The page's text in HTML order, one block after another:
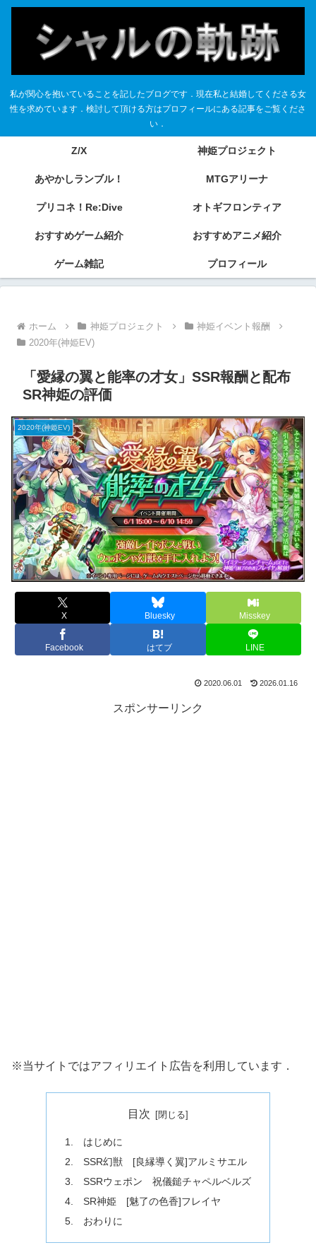
私が関心を抱いていることを記したブログです．現在私と結婚してくださる女
性を求めています．検討して頂ける方はプロフィールにある記事をご覧くださ
い．
Z/X 神姫プロジェクト
あやかしランブル！ MTGアリーナ
プリコネ！Re:Dive オトギフロンティア
おすすめゲーム紹介 おすすめアニメ紹介
ゲーム雑記 プロフィール
ホーム 神姫プロジェクト
神姫イベント報酬
2020年(神姫EV)
「愛縁の翼と能率の才女」SSR報酬と配布
SR神姫の評価
2020年(神姫EV)
X Bluesky Misskey
Facebook はてブ LINE
2020.06.01 2026.01.16
スポンサーリンク
※当サイトではアフィリエイト広告を利用しています．
目次
1. はじめに
2. SSR幻獣 [良縁導く翼]アルミサエル
3. SSRウェポン 祝儀鎚チャペルベルズ
4. SR神姫 [魅了の色香]フレイヤ
5. おわりに